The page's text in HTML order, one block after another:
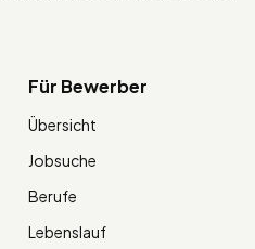
Für Bewerber
Übersicht
Jobsuche
Berufe
Lebenslauf